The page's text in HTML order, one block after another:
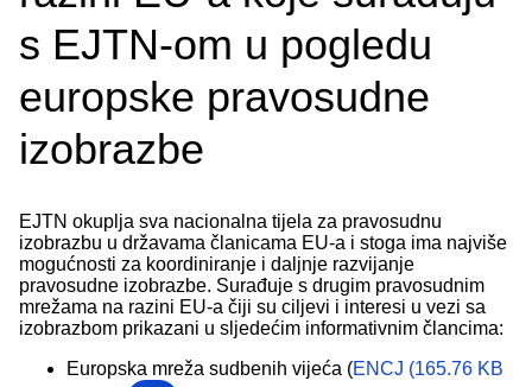
s EJTN-om u pogledu
europske pravosudne
izobrazbe
EJTN okuplja sva nacionalna tijela za pravosudnu
izobrazbu u državama članicama EU-a i stoga ima najviše
mogućnosti za koordiniranje i daljnje razvijanje
pravosudne izobrazbe. Surađuje s drugim pravosudnim
mrežama na razini EU-a čiji su ciljevi i interesi u vezi sa
izobrazbom prikazani u sljedećim informativnim člancima:
Europska mreža sudbenih vijeća (ENCJ (165.76 KB